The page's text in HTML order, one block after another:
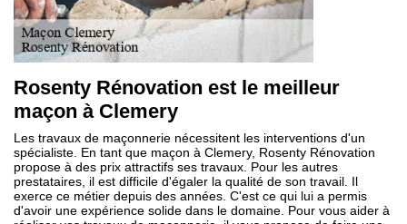
Rosenty Rénovation est le meilleur
maçon à Clemery
Les travaux de maçonnerie nécessitent les interventions d'un
spécialiste. En tant que maçon à Clemery, Rosenty Rénovation
propose à des prix attractifs ses travaux. Pour les autres
prestataires, il est difficile d'égaler la qualité de son travail. Il
exerce ce métier depuis des années. C'est ce qui lui a permis
d'avoir une expérience solide dans le domaine. Pour vous aider à